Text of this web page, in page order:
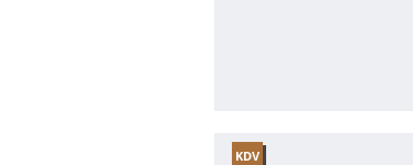
KDV